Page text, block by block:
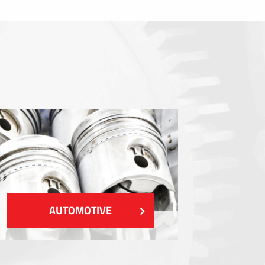
ZEIGEN MEHR
AUTOMOTIVE